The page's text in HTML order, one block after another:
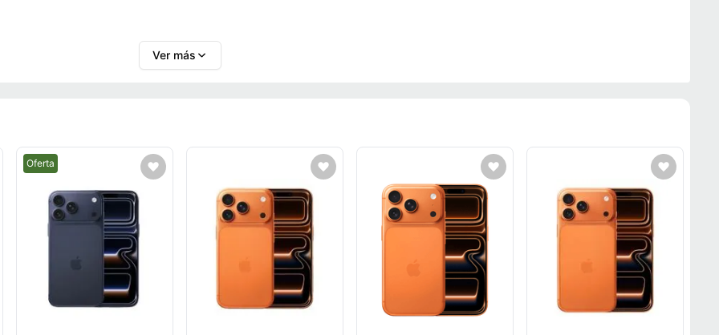
Ver más
Mejor precio.
Oferta